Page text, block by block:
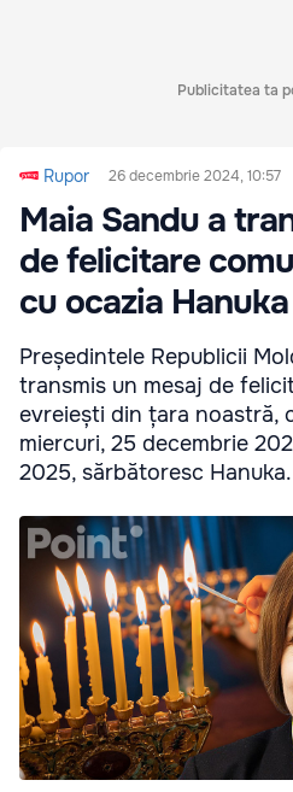
Publicitatea ta
Rupor 26 decembrie 2024, 10:57
Maia Sandu a
de felicitare
cu ocazia Hanuka
Președintele Republicii
transmis un mesaj de
evreiești din țara noastră,
miercuri, 25 decembrie
2025, sărbătoresc Hanuka.